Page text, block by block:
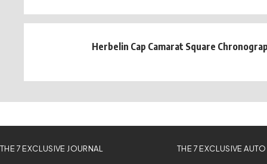
Herbelin Cap Camarat Square
THE 7 EXCLUSIVE JOURNAL THE 7 EXCLUSIVE AUTO